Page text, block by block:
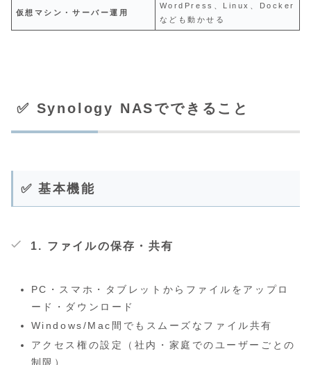
仮想マシン・サーバー運用
WordPress、Linux、Docker
なども動かせる
✅ Synology NASでできること
✅ 基本機能
1. ファイルの保存・共有
PC・スマホ・タブレットからファイルをアップロ
ード・ダウンロード
Windows/Mac間でもスムーズなファイル共有
アクセス権の設定（社内・家庭でのユーザーごとの
制限）